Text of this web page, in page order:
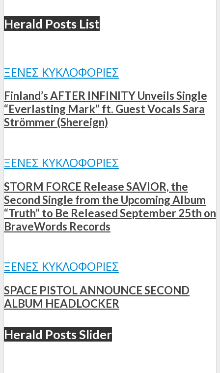
Herald Posts List
ΞΈΝΕΣ ΚΥΚΛΟΦΟΡΊΕΣ
Finland’s AFTER INFINITY Unveils Single
“Everlasting Mark” ft. Guest Vocals Sara
Strömmer (Shereign)
ΞΈΝΕΣ ΚΥΚΛΟΦΟΡΊΕΣ
STORM FORCE Release SAVIOR, the
Second Single from the Upcoming Album
“Truth” to Be Released September 25th on
BraveWords Records
ΞΈΝΕΣ ΚΥΚΛΟΦΟΡΊΕΣ
SPACE PISTOL ANNOUNCE SECOND
ALBUM HEADLOCKER
Herald Posts Slider